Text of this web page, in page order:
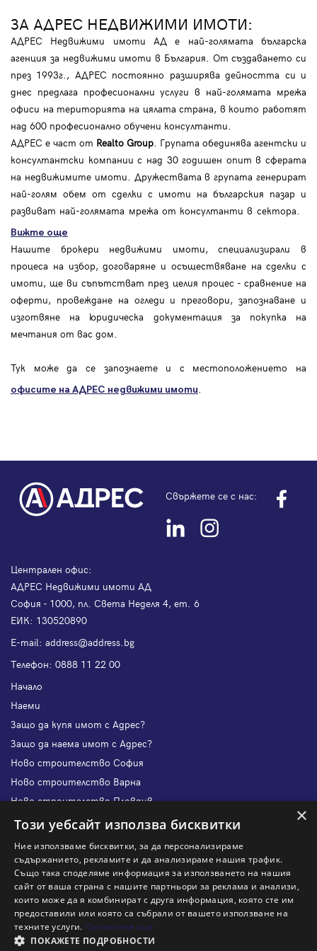
ЗА АДРЕС НЕДВИЖИМИ ИМОТИ:
АДРЕС Недвижими имоти АД е най-голямата българска
агенция за недвижими имоти в България. От създаването си
през 1993г., АДРЕС постоянно разширява дейността си и
днес предлага професионални услуги в най-голямата мрежа
офиси на територията на цялата страна, в които работят
над 600 професионално обучени консултанти.
АДРЕС е част от Realto Group. Групата обединява агентски и
консултантски компании с над 30 годишен опит в сферата
на недвижимите имоти. Дружествата в групата генерират
най-голям обем от сделки с имоти на българския пазар и
развиват най-голямата мрежа от консултанти в сектора.
Вижте още
Нашите брокери недвижими имоти, специализирали в
процеса на избор, договаряне и осъществяване на сделки с
имоти, ще ви съпътстват през целия процес - сравнение на
оферти, провеждане на огледи и преговори, запознаване и
изготвяне на юридическа документация за покупка на
мечтания от вас дом.
Тук може да се запознаете и с местоположението на
офисите на АДРЕС недвижими имоти.
Свържете се с нас:
Централен офис:
АДРЕС Недвижими имоти АД
София - 1000, пл. Света Неделя 4, ет. 6
ЕИК: 130520890
Е-mail: address@address.bg
Телефон: 0888 11 22 00
Начало
Наеми
Защо да купя имот с Адрес?
Защо да наема имот с Адрес?
Ново строителство София
Ново строителство Варна
Ново строителство Пловдив
Ново строителство Бургас
Защо да отдам имот с Адрес?
Наши офиси
Кариери
Кои сме ние?
Франчайз
×
Този уебсайт използва бисквитки
Ние използваме бисквитки, за да персонализираме
съдържанието, рекламите и да анализираме нашия трафик.
Също така споделяме информация за използването на нашия
сайт от ваша страна с нашите партньори за реклама и анализи,
които може да я комбинират с друга информация, която сте им
предоставили или която са събрали от вашето използване на
техните услуги. Прочетете още
ПОКАЖЕТЕ ПОДРОБНОСТИ